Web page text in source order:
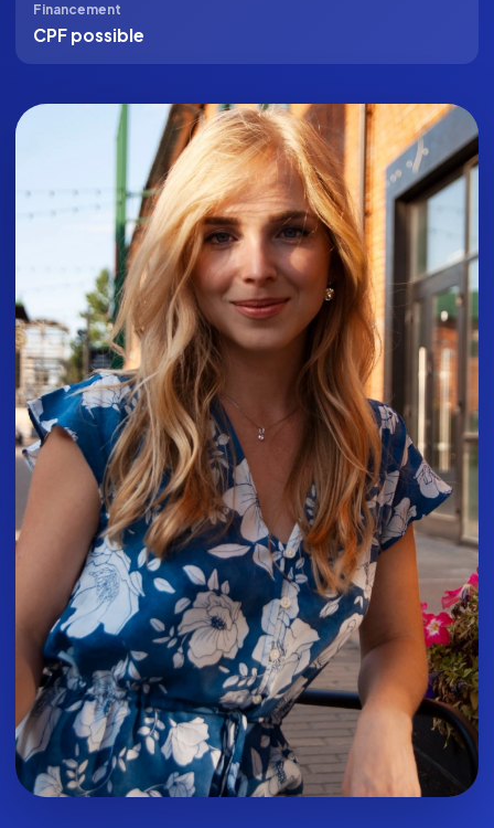
Financement
CPF possible